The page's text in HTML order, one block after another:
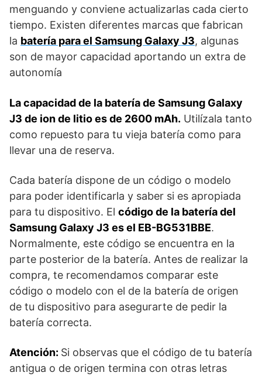
menguando y conviene actualizarlas cada cierto
tiempo. Existen diferentes marcas que fabrican
la batería para el Samsung Galaxy J3, algunas
son de mayor capacidad aportando un extra de
autonomía
La capacidad de la batería de Samsung Galaxy
J3 de ion de litio es de 2600 mAh. Utilízala tanto
como repuesto para tu vieja batería como para
llevar una de reserva.
Cada batería dispone de un código o modelo
para poder identificarla y saber si es apropiada
para tu dispositivo. El código de la batería del
Samsung Galaxy J3 es el EB-BG531BBE.
Normalmente, este código se encuentra en la
parte posterior de la batería. Antes de realizar la
compra, te recomendamos comparar este
código o modelo con el de la batería de origen
de tu dispositivo para asegurarte de pedir la
batería correcta.
Atención: Si observas que el código de tu batería
antigua o de origen termina con otras letras